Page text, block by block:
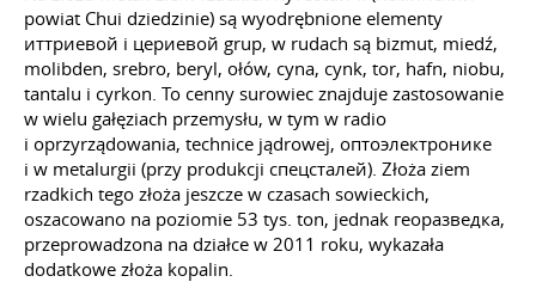
powiat Chui dziedzinie) są wyodrębnione elementy
иттриевой i цериевой grup, w rudach są bizmut, miedź,
molibden, srebro, beryl, ołów, cyna, cynk, tor, hafn, niobu,
tantalu i cyrkon. To cenny surowiec znajduje zastosowanie
w wielu gałęziach przemysłu, w tym w radio
i oprzyrządowania, technice jądrowej, оптоэлектронике
i w metalurgii (przy produkcji спецсталей). Złoża ziem
rzadkich tego złoża jeszcze w czasach sowieckich,
oszacowano na poziomie 53 tys. ton, jednak георазведка,
przeprowadzona na działce w 2011 roku, wykazała
dodatkowe złoża kopalin.